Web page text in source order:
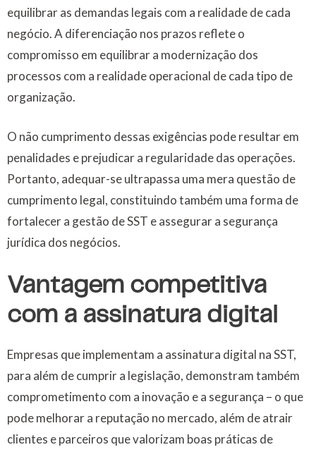
equilibrar as demandas legais com a realidade de cada
negócio. A diferenciação nos prazos reflete o
compromisso em equilibrar a modernização dos
processos com a realidade operacional de cada tipo de
organização.
O não cumprimento dessas exigências pode resultar em
penalidades e prejudicar a regularidade das operações.
Portanto, adequar-se ultrapassa uma mera questão de
cumprimento legal, constituindo também uma forma de
fortalecer a gestão de SST e assegurar a segurança
jurídica dos negócios.
Vantagem competitiva
com a assinatura digital
Empresas que implementam a assinatura digital na SST,
para além de cumprir a legislação, demonstram também
comprometimento com a inovação e a segurança – o que
pode melhorar a reputação no mercado, além de atrair
clientes e parceiros que valorizam boas práticas de